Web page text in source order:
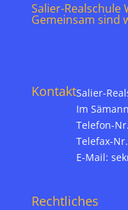
Salier-Realschule
Gemeinsam sind
KontaktSalier-
Im
Telefon-
Telefax-
E-Mail:
Rechtliches